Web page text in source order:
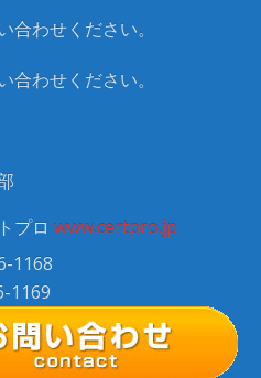
合わせください。
合わせください。
プロ www.certpro.jp
1168
1169